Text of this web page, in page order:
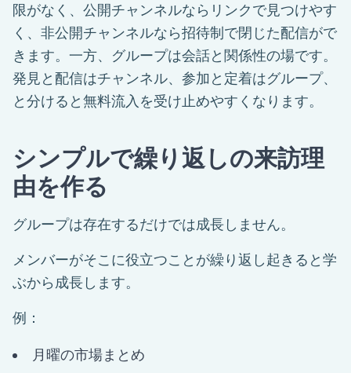
限がなく、公開チャンネルならリンクで見つけやす
く、非公開チャンネルなら招待制で閉じた配信がで
きます。一方、グループは会話と関係性の場です。
発見と配信はチャンネル、参加と定着はグループ、
と分けると無料流入を受け止めやすくなります。
シンプルで繰り返しの来訪理
由を作る
グループは存在するだけでは成長しません。
メンバーがそこに役立つことが繰り返し起きると学
ぶから成長します。
例：
月曜の市場まとめ